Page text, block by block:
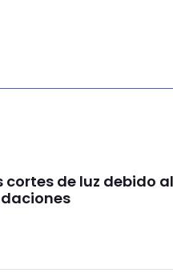
cortes de luz debido